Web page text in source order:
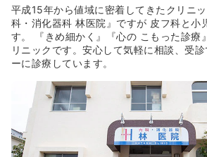
平成15年から値域に密着してきたクリニ
科・消化器科 林医院』ですが 皮フ科と小
す。 『きめ細かく』『心の こもった診療
リニックです。安心して気軽に相談、受
ーに診療しています。